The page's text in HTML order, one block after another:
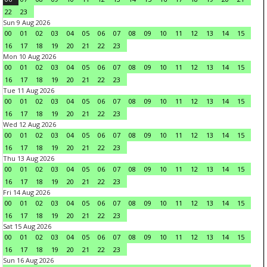
22
23
Sun 9 Aug 2026
00
01 02 03 04 05 06 07 08 09 10 11 12 13 14
15
16
17 18 19 20 21 22
23
Mon 10 Aug 2026
00
01 02 03 04 05 06 07 08 09 10 11 12 13 14
15
16
17 18 19 20 21 22
23
Tue 11 Aug 2026
00
01 02 03 04 05 06 07 08 09 10 11 12 13 14
15
16
17 18 19 20 21 22
23
Wed 12 Aug 2026
00
01 02 03 04 05 06 07 08 09 10 11 12 13 14
15
16
17 18 19 20 21 22
23
Thu 13 Aug 2026
00
01 02 03 04 05 06 07 08 09 10 11 12 13 14
15
16
17 18 19 20 21 22
23
Fri 14 Aug 2026
00
01 02 03 04 05 06 07 08 09 10 11 12 13 14
15
16
17 18 19 20 21 22
23
Sat 15 Aug 2026
00
01 02 03 04 05 06 07 08 09 10 11 12 13 14
15
16
17 18 19 20 21 22
23
Sun 16 Aug 2026